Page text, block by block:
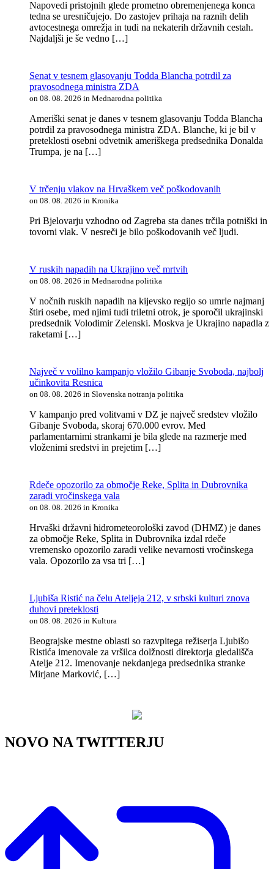
Napovedi pristojnih glede prometno obremenjenega konca
tedna se uresničujejo. Do zastojev prihaja na raznih delih
avtocestnega omrežja in tudi na nekaterih državnih cestah.
Najdaljši je še vedno […]
Senat v tesnem glasovanju Todda Blancha potrdil za
pravosodnega ministra ZDA
on 08. 08. 2026 in Mednarodna politika
Ameriški senat je danes v tesnem glasovanju Todda Blancha
potrdil za pravosodnega ministra ZDA. Blanche, ki je bil v
preteklosti osebni odvetnik ameriškega predsednika Donalda
Trumpa, je na […]
V trčenju vlakov na Hrvaškem več poškodovanih
on 08. 08. 2026 in Kronika
Pri Bjelovarju vzhodno od Zagreba sta danes trčila potniški in
tovorni vlak. V nesreči je bilo poškodovanih več ljudi.
V ruskih napadih na Ukrajino več mrtvih
on 08. 08. 2026 in Mednarodna politika
V nočnih ruskih napadih na kijevsko regijo so umrle najmanj
štiri osebe, med njimi tudi triletni otrok, je sporočil ukrajinski
predsednik Volodimir Zelenski. Moskva je Ukrajino napadla z
raketami […]
Največ v volilno kampanjo vložilo Gibanje Svoboda, najbolj
učinkovita Resnica
on 08. 08. 2026 in Slovenska notranja politika
V kampanjo pred volitvami v DZ je največ sredstev vložilo
Gibanje Svoboda, skoraj 670.000 evrov. Med
parlamentarnimi strankami je bila glede na razmerje med
vloženimi sredstvi in prejetim […]
Rdeče opozorilo za območje Reke, Splita in Dubrovnika
zaradi vročinskega vala
on 08. 08. 2026 in Kronika
Hrvaški državni hidrometeorološki zavod (DHMZ) je danes
za območje Reke, Splita in Dubrovnika izdal rdeče
vremensko opozorilo zaradi velike nevarnosti vročinskega
vala. Opozorilo za vsa tri […]
Ljubiša Ristić na čelu Ateljeja 212, v srbski kulturi znova
duhovi preteklosti
on 08. 08. 2026 in Kultura
Beograjske mestne oblasti so razvpitega režiserja Ljubišo
Ristića imenovale za vršilca dolžnosti direktorja gledališča
Atelje 212. Imenovanje nekdanjega predsednika stranke
Mirjane Marković, […]
NOVO NA TWITTERJU